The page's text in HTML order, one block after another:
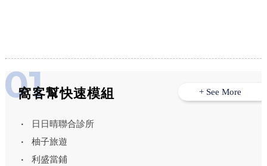
窩客幫快速模組
日日晴聯合診所
柚子旅遊
利盛當鋪
+ See More